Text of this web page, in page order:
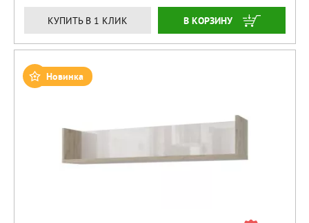
КУПИТЬ В 1 КЛИК ЗАКАЗАТЬ
Новинка